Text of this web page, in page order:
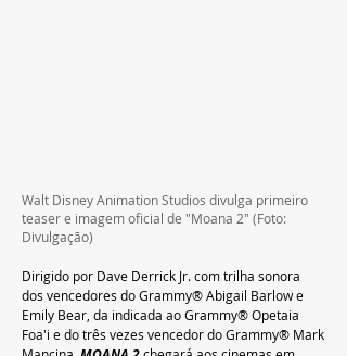
Walt Disney Animation Studios divulga primeiro
teaser e imagem oficial de "Moana 2" (Foto:
Divulgação)
Dirigido por Dave Derrick Jr. com trilha sonora
dos vencedores do Grammy® Abigail Barlow e
Emily Bear, da indicada ao Grammy® Opetaia
Foa'i e do três vezes vencedor do Grammy® Mark